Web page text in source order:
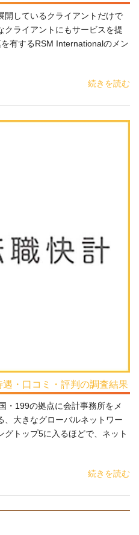
開しているクライアントだけで
クライアントにもサービスを提
有するRSM Internationalのメン
続きを読む
・口コミ・評判の調査結果
・199の拠点に会計事務所をメ
、大きなグローバルネットワー
トップ5に入るほどで、ネット
続きを読む